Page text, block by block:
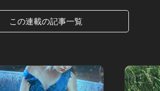
この連載の記事一覧